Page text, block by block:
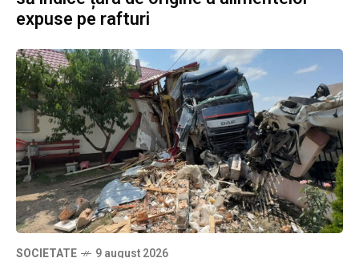
expuse pe rafturi
SOCIETATE 9 august 2026